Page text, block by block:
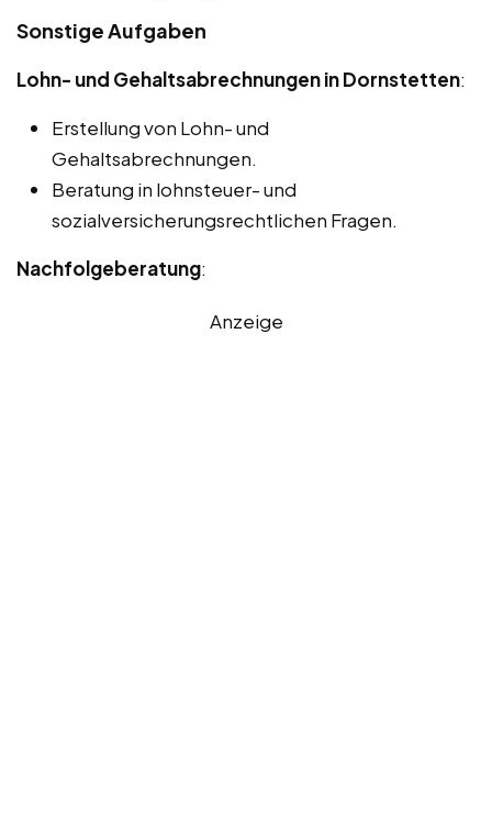
Sonstige Aufgaben
Lohn- und Gehaltsabrechnungen in Dornstetten:
Erstellung von Lohn- und
Gehaltsabrechnungen.
Beratung in lohnsteuer- und
sozialversicherungsrechtlichen Fragen.
Nachfolgeberatung:
Anzeige